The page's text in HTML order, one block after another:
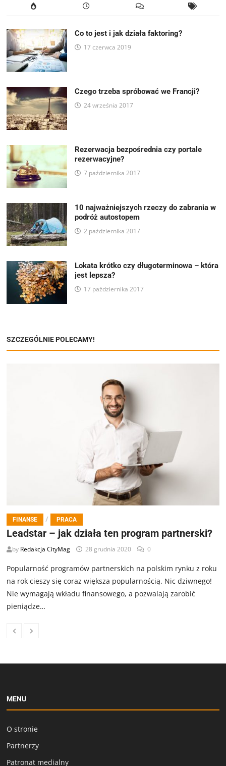
Co to jest i jak działa faktoring?
17 czerwca 2019
Czego trzeba spróbować we Francji?
24 września 2017
Rezerwacja bezpośrednia czy portale
rezerwacyjne?
7 października 2017
10 najważniejszych rzeczy do zabrania w
podróż autostopem
2 października 2017
Lokata krótko czy długoterminowa – która
jest lepsza?
17 października 2017
SZCZEGÓLNIE POLECAMY!
FINANSE / PRACA
Leadstar – jak działa ten program partnerski?
by Redakcja CityMag 28 grudnia 2020 0
Popularność programów partnerskich na polskim rynku z roku
na rok cieszy się coraz większa popularnością. Nic dziwnego!
Nie wymagają wkładu finansowego, a pozwalają zarobić
pieniądze…
MENU
O stronie
Partnerzy
Patronat medialny